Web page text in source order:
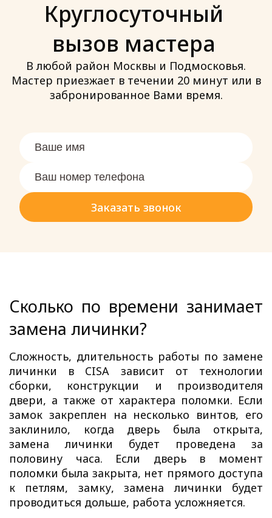
компонентов, частого и активного
применения, снижения начальных
характеристик. В каждом из этих случаев
звоните нам – сотрудники сервисного
центра быстро прибудут по адресу.
Круглосуточный
вызов мастера
В любой район Москвы и Подмосковья.
Мастер приезжает в течении 20 минут или в
забронированное Вами время.
Заказать звонок
Сколько по времени занимает
замена личинки?
Сложность, длительность работы по замене
личинки в CISA зависит от технологии
сборки, конструкции и производителя
двери, а также от характера поломки. Если
замок закреплен на несколько винтов, его
заклинило, когда дверь была открыта,
замена личинки будет проведена за
половину часа. Если дверь в момент
поломки была закрыта, нет прямого доступа
к петлям, замку, замена личинки будет
проводиться дольше, работа усложняется.